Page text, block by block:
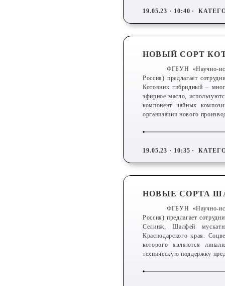
19.05.23 · 10:40 ·
НОВЫЙ СОРТ
ФГБУН «Научно-
Россия) предлагает
Котовник гибридный –
эфирное масло,
компонент чайных
организации нового
19.05.23 · 10:35 ·
НОВЫЕ СОРТА
ФГБУН «Научно-
Россия) предлагает
Селинж. Шалфей
Краснодарского края.
которого являются
техническую поддержку